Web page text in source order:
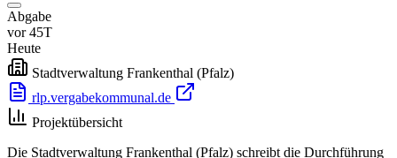
Abgabe
vor 45T
Heute
Stadtverwaltung Frankenthal (Pfalz)
rlp.vergabekommunal.de
Projektübersicht
Die Stadtverwaltung Frankenthal (Pfalz) schreibt die Durchführung